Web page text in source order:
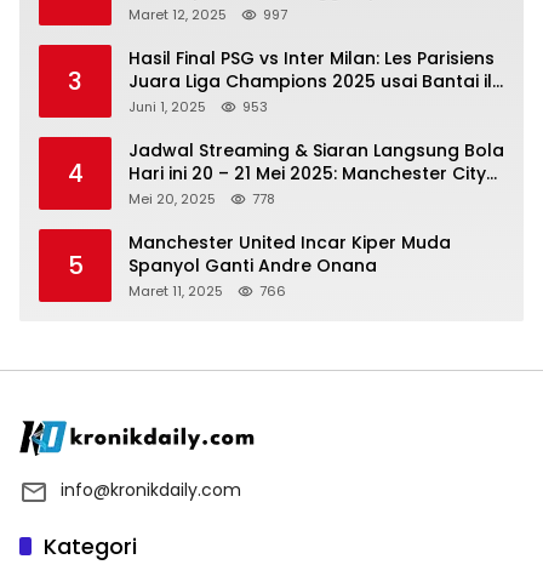
Maret 12, 2025 997
3
Hasil Final PSG vs Inter Milan: Les Parisiens
Juara Liga Champions 2025 usai Bantai il
Nerazzurri
Juni 1, 2025 953
4
Jadwal Streaming & Siaran Langsung Bola
Hari ini 20 – 21 Mei 2025: Manchester City
vs Bournemouth
Mei 20, 2025 778
5
Manchester United Incar Kiper Muda
Spanyol Ganti Andre Onana
Maret 11, 2025 766
info@kronikdaily.com
Kategori